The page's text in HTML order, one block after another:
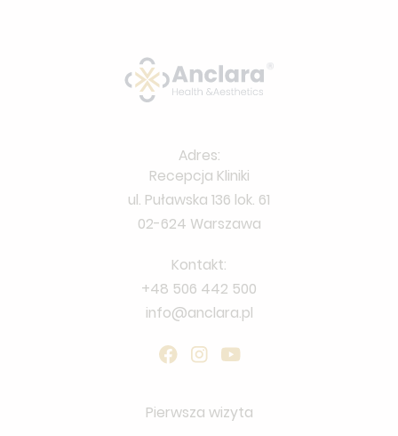
Adres:
Recepcja Kliniki
ul. Puławska 136 lok. 61
02-624 Warszawa
Kontakt:
+48 506 442 500
info@anclara.pl
Pierwsza wizyta